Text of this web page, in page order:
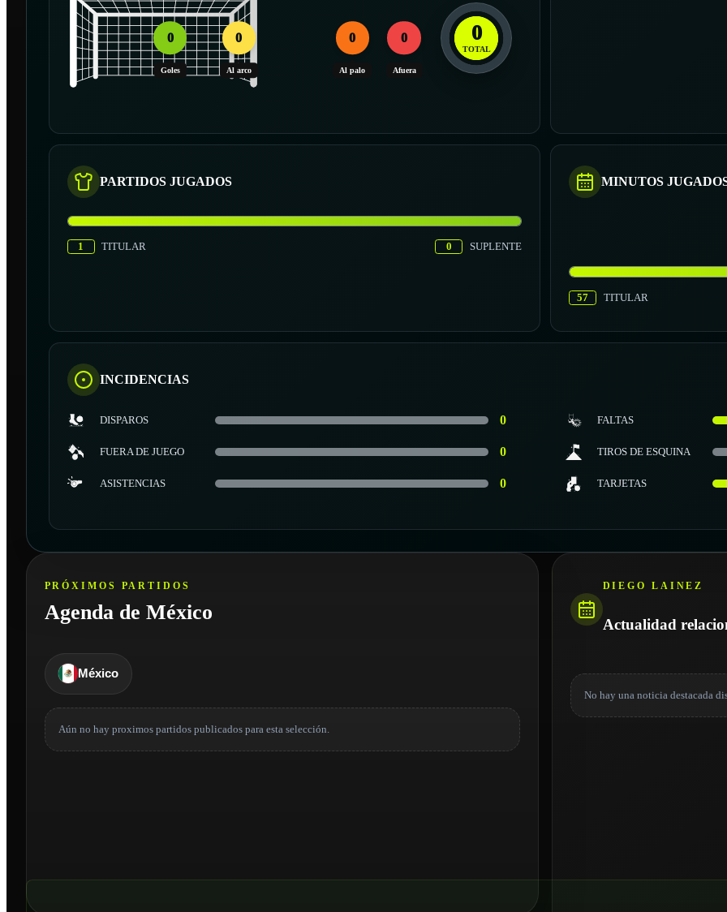
0
Goles
0
Al arco
0
Al palo
0
Afuera
0
TOTAL
PARTIDOS JUGADOS
1 TITULAR 0 SUPLENTE
MINUTOS
57 TITULAR
INCIDENCIAS
DISPAROS 0 FALTAS
FUERA DE JUEGO 0 TIROS DE ESQUINA
ASISTENCIAS 0 TARJETAS
PRÓXIMOS PARTIDOS
Agenda de México
México
Aún no hay proximos partidos publicados para esta selección.
DIEGO LAINEZ
Actualidad
No hay una noticia destacada